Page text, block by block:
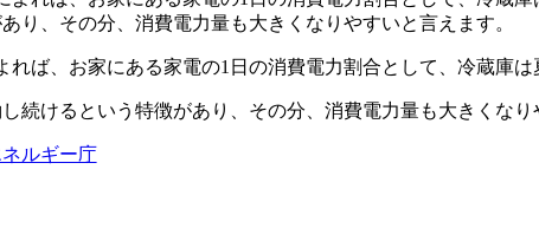
ば、お家にある家電の1日の消費電力割合として、冷蔵庫は
続けるという特徴があり、その分、消費電力量も大きくなり
ルギー庁